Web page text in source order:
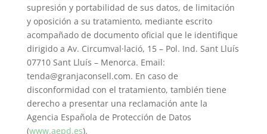
supresión y portabilidad de sus datos, de limitación
y oposición a su tratamiento, mediante escrito
acompañado de documento oficial que le identifique
dirigido a Av. Circumval·lació, 15 – Pol. Ind. Sant Lluís
07710 Sant Lluís – Menorca. Email:
tenda@granjaconsell.com. En caso de
disconformidad con el tratamiento, también tiene
derecho a presentar una reclamación ante la
Agencia Española de Protección de Datos
(www.aepd.es).